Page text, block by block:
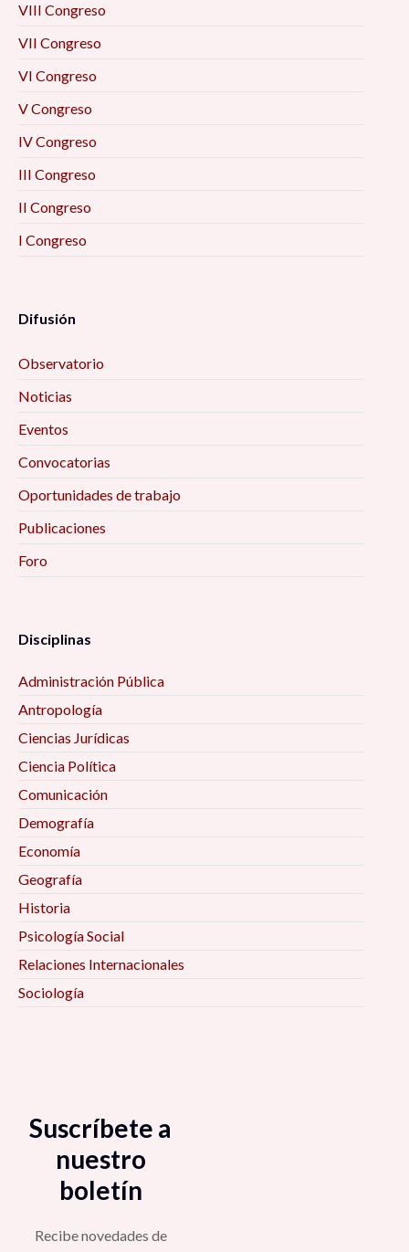
VIII Congreso
VII Congreso
VI Congreso
V Congreso
IV Congreso
III Congreso
II Congreso
I Congreso
Difusión
Observatorio
Noticias
Eventos
Convocatorias
Oportunidades de trabajo
Publicaciones
Foro
Disciplinas
Administración Pública
Antropología
Ciencias Jurídicas
Ciencia Política
Comunicación
Demografía
Economía
Geografía
Historia
Psicología Social
Relaciones Internacionales
Sociología
Suscríbete a
nuestro
boletín
Recibe novedades de